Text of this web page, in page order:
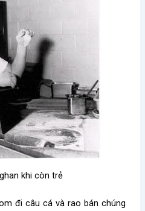
khi còn trẻ
đi câu cá và rao bán chúng